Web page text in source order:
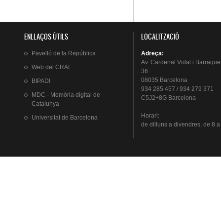
ENLLAÇOS ÚTILS
Pavelló de la República
Web del CRAI
BIPADI
MDC - Memòria digital de
Catalunya
Universitat de Barcelona
LOCALITZACIÓ
Adreça:
Av. Cardenal Vidal i
36
08035 Barcelona
934 285 457 / 934 279 371
C5J2+8G Barcelona
Horari:
de dillunsa divendres, de 8